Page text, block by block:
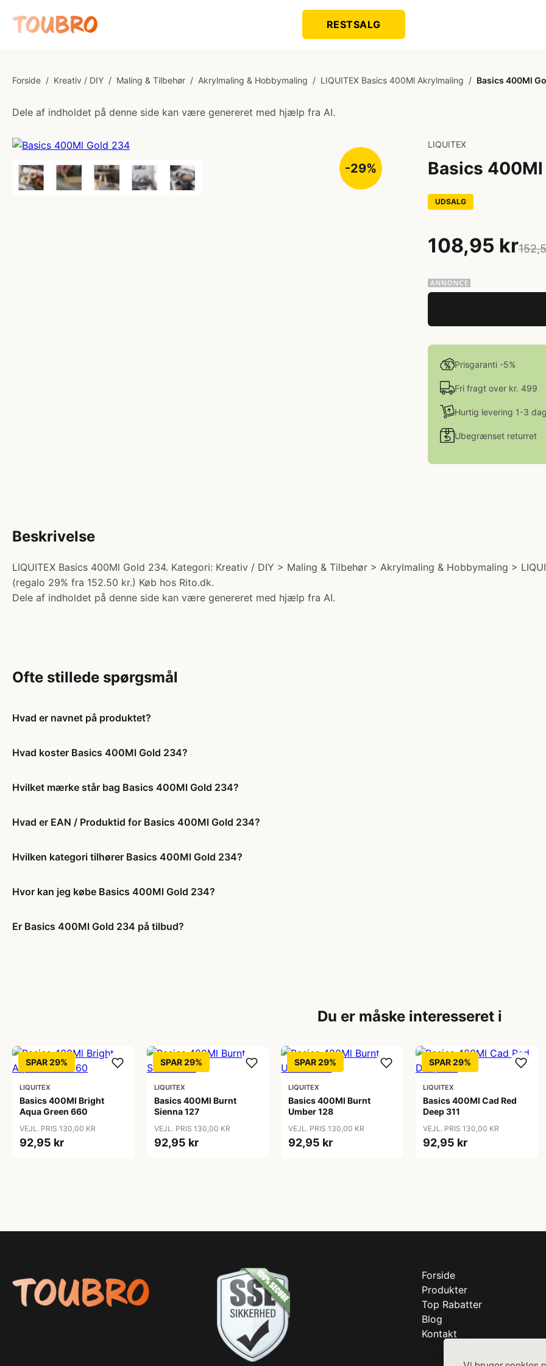
RESTSALG
Forside / Kreativ / DIY / Maling & Tilbehør / Akrylmaling & Hobbymaling / LIQUITEX Basics 400Ml Akrylmaling / Basics 400Ml
Dele af indholdet på denne side kan være genereret med hjælp fra AI.
-29%
LIQUITEX
Basics
UDSALG
108,95 kr
Prisgaranti -5%
Fri fragt over kr. 499
Hurtig levering 1-3
Ubegrænset returret
Beskrivelse
LIQUITEX Basics 400Ml Gold 234. Kategori: Kreativ / DIY > Maling & Tilbehør > Akrylmaling & Hobbymaling >
(regalo 29% fra 152.50 kr.) Køb hos Rito.dk.
Dele af indholdet på denne side kan være genereret med hjælp fra AI.
Ofte stillede spørgsmål
Hvad er navnet på produktet?
Hvad koster Basics 400Ml Gold 234?
Hvilket mærke står bag Basics 400Ml Gold 234?
Hvad er EAN / Produktid for Basics 400Ml Gold 234?
Hvilken kategori tilhører Basics 400Ml Gold 234?
Hvor kan jeg købe Basics 400Ml Gold 234?
Er Basics 400Ml Gold 234 på tilbud?
Du er måske interesseret i
SPAR 29%
LIQUITEX
Basics 400Ml Bright
Aqua Green 660
VEJL. PRIS 130,00 KR
92,95 kr
SPAR 29%
LIQUITEX
Basics 400Ml Burnt
Sienna 127
VEJL. PRIS 130,00 KR
92,95 kr
SPAR 29%
LIQUITEX
Basics 400Ml Burnt
Umber 128
VEJL. PRIS 130,00 KR
92,95 kr
SPAR 29%
LIQUITEX
Basics 400Ml Cad Red
Deep 311
VEJL. PRIS 130,00 KR
92,95 kr
Forside
Produkter
Top Rabatter
Blog
Kontakt